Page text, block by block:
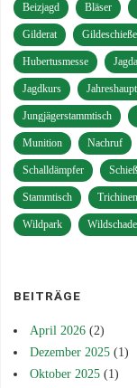
Beizjagd Bläser
Gilderat
Hubertusmesse
Jagdkurs
Jungjägerstammtisch
Munition Nachruf
Schalldämpfer
Stammtisch Trichinen
Wildpark
BEITRÄGE
April 2026 (2)
Dezember 2025 (1)
Oktober 2025 (1)